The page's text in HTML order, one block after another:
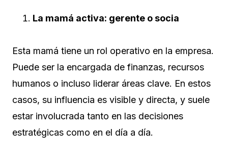
La mamá activa: gerente o socia
Esta mamá tiene un rol operativo en la empresa.
Puede ser la encargada de finanzas, recursos
humanos o incluso liderar áreas clave. En estos
casos, su influencia es visible y directa, y suele
estar involucrada tanto en las decisiones
estratégicas como en el día a día.